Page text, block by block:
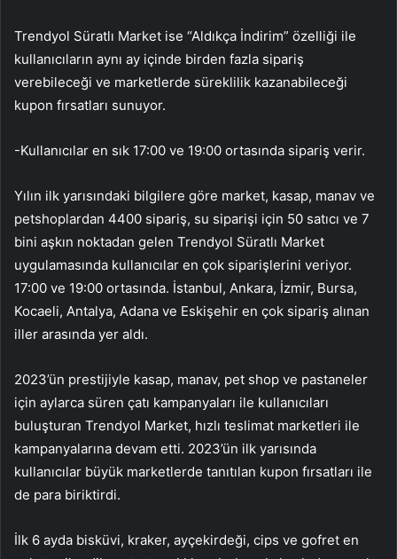
Trendyol Süratlı Market ise “Aldıkça İndirim” özelliği ile
kullanıcıların aynı ay içinde birden fazla sipariş
verebileceği ve marketlerde süreklilik kazanabileceği
kupon fırsatları sunuyor.
-Kullanıcılar en sık 17:00 ve 19:00 ortasında sipariş verir.
Yılın ilk yarısındaki bilgilere göre market, kasap, manav ve
petshoplardan 4400 sipariş, su siparişi için 50 satıcı ve 7
bini aşkın noktadan gelen Trendyol Süratlı Market
uygulamasında kullanıcılar en çok siparişlerini veriyor.
17:00 ve 19:00 ortasında. İstanbul, Ankara, İzmir, Bursa,
Kocaeli, Antalya, Adana ve Eskişehir en çok sipariş alınan
iller arasında yer aldı.
2023’ün prestijiyle kasap, manav, pet shop ve pastaneler
için aylarca süren çatı kampanyaları ile kullanıcıları
buluşturan Trendyol Market, hızlı teslimat marketleri ile
kampanyalarına devam etti. 2023’ün ilk yarısında
kullanıcılar büyük marketlerde tanıtılan kupon fırsatları ile
de para biriktirdi.
İlk 6 ayda bisküvi, kraker, ayçekirdeği, cips ve gofret en